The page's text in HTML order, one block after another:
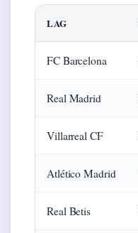
LAG
FC Barcelona
Real Madrid
Villarreal CF
Atlético Madrid
Real Betis